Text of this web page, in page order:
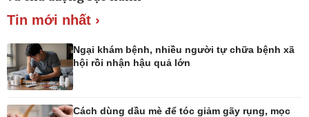
Hồ sơ
Kinh tế
Thị trường
Tin mới nhất ›
Ngại khám bệnh, nhiều người tự chữa bệnh xã
hội rồi nhận hậu quả lớn
Cách dùng dầu mè để tóc giảm gãy rụng, mọc